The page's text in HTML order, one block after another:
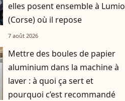
elles posent ensemble à Lumio
(Corse) où il repose
7 août 2026
Mettre des boules de papier
aluminium dans la machine à
laver : à quoi ça sert et
pourquoi c’est recommandé